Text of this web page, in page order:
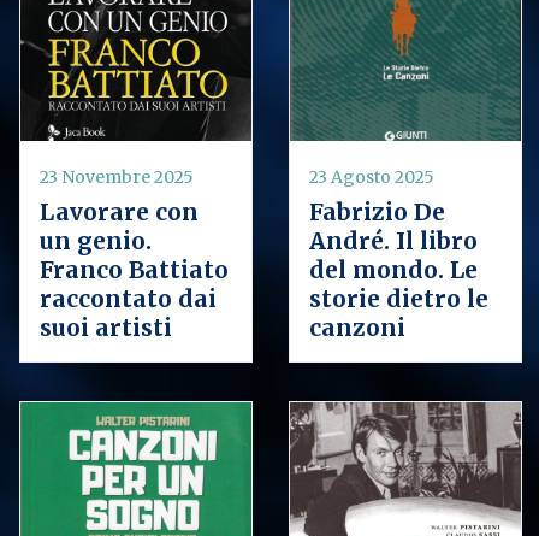
23 Novembre 2025
Lavorare con
un genio.
Franco Battiato
raccontato dai
suoi artisti
23 Agosto 2025
Fabrizio De
André. Il libro
del mondo. Le
storie dietro le
canzoni